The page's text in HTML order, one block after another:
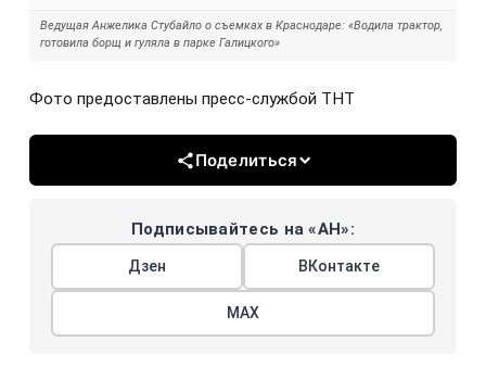
Ведущая Анжелика Стубайло о съемках в Краснодаре: «Водила трактор,
готовила борщ и гуляла в парке Галицкого»
Фото предоставлены пресс-службой ТНТ
Поделиться
Подписывайтесь на «АН»:
Дзен ВКонтакте
МАХ